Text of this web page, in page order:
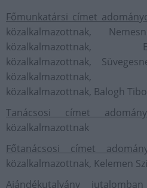
Főmunkatársi címet
közalkalmazottnak,
közalkalmazottnak,
közalkalmazottnak,
közalkalmazottnak, Balogh
Tanácsosi címet
közalkalmazottnak
Főtanácsosi címet
közalkalmazottnak, Kelemen
Ajándékutalvány